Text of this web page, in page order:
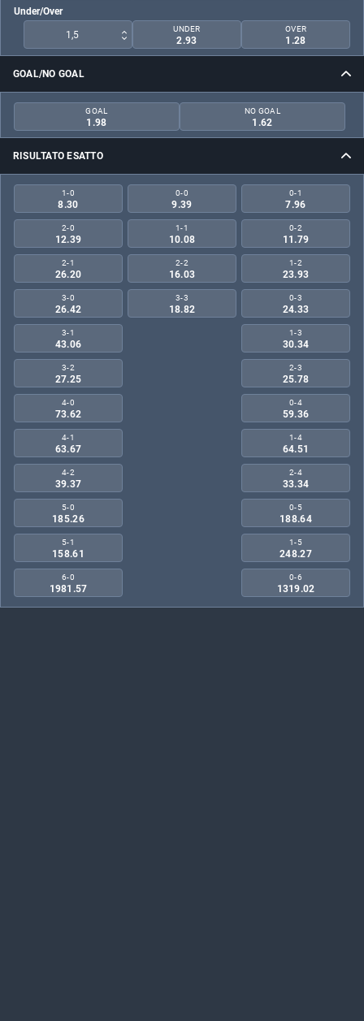
Under/Over
1,5
UNDER
2.93
OVER
1.28
GOAL/NO GOAL
GOAL
1.98
NO GOAL
1.62
RISULTATO ESATTO
1-0
8.30
2-0
12.39
2-1
26.20
3-0
26.42
3-1
43.06
3-2
27.25
4-0
73.62
4-1
63.67
4-2
39.37
5-0
185.26
5-1
158.61
6-0
1981.57
0-0
9.39
1-1
10.08
2-2
16.03
3-3
18.82
0-1
7.96
0-2
11.79
1-2
23.93
0-3
24.33
1-3
30.34
2-3
25.78
0-4
59.36
1-4
64.51
2-4
33.34
0-5
188.64
1-5
248.27
0-6
1319.02